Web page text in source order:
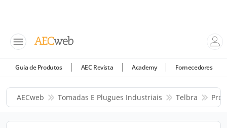
Guia de Produtos AEC Revista Academy Fornecedores
AECweb Tomadas E Plugues Industriais Telbra